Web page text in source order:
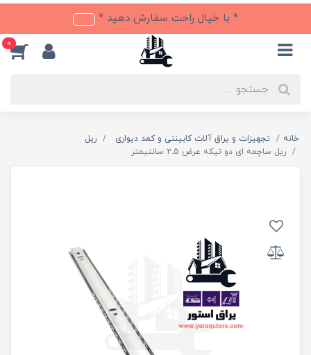
* با خیال راحت سفارش دهید *
0
خانه تجهیزات و یراق آلات کابینتی و کمد دیواری
ریل
ریل ساچمه ای دو تیکه عرض 2.5 سانتیمتر